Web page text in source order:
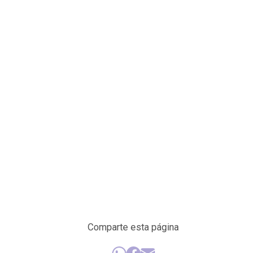
Comparte esta página